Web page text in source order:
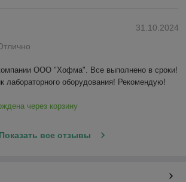
31.10.2024
ООО "Хофма". Все выполнено в сроки!
лабораторного оборудования! Рекомендую!
через корзину
Показать все отзывы